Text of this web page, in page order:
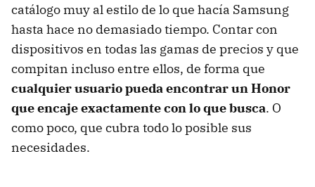
catálogo muy al estilo de lo que hacía Samsung
hasta hace no demasiado tiempo. Contar con
dispositivos en todas las gamas de precios y que
compitan incluso entre ellos, de forma que
cualquier usuario pueda encontrar un Honor
que encaje exactamente con lo que busca. O
como poco, que cubra todo lo posible sus
necesidades.